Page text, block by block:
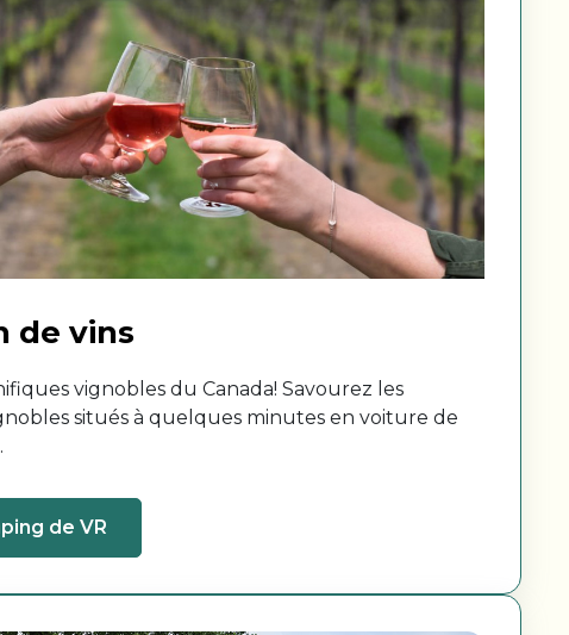
de vins
vignobles du Canada! Savourez les
situés à quelques minutes en voiture de
de VR